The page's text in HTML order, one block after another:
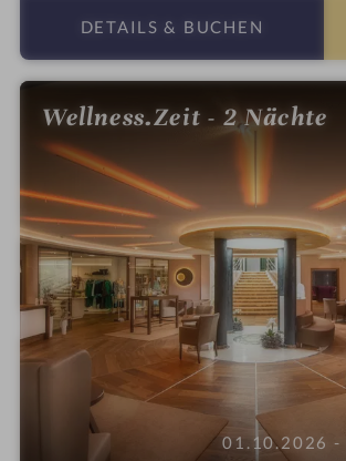
n
DETAILS & BUCHEN
Wellness.Zeit - 2 Nächte
01.10.2026